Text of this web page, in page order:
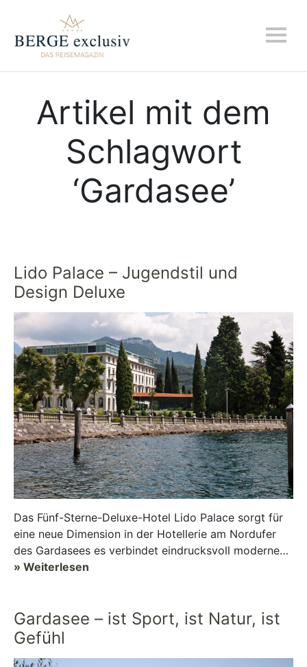
Artikel mit dem
Schlagwort
‘Gardasee’
Lido Palace – Jugendstil und
Design Deluxe
Das Fünf-Sterne-Deluxe-Hotel Lido Palace sorgt für
eine neue Dimension in der Hotellerie am Nordufer
des Gardasees es verbindet eindrucksvoll modernes
Design mit dem Respekt vor der...
» Weiterlesen
Gardasee – ist Sport, ist Natur, ist
Gefühl